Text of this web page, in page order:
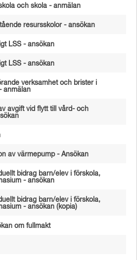
och skola - anmälan
resursskolor - ansökan
LSS - ansökan
LSS - ansökan
verksamhet och brister i
anmälan
avgift vid flytt till vård- och
av värmepump - Ansökan
bidrag barn/elev i förskola,
- ansökan
bidrag barn/elev i förskola,
- ansökan (kopia)
om fullmakt